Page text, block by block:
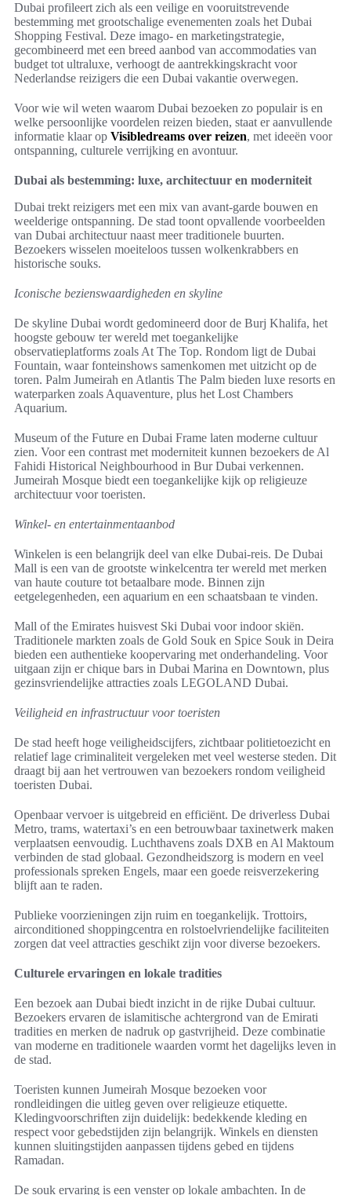
Dubai profileert zich als een veilige en vooruitstrevende
bestemming met grootschalige evenementen zoals het Dubai
Shopping Festival. Deze imago- en marketingstrategie,
gecombineerd met een breed aanbod van accommodaties van
budget tot ultraluxe, verhoogt de aantrekkingskracht voor
Nederlandse reizigers die een Dubai vakantie overwegen.
Voor wie wil weten waarom Dubai bezoeken zo populair is en
welke persoonlijke voordelen reizen bieden, staat er aanvullende
informatie klaar op Visibledreams over reizen, met ideeën voor
ontspanning, culturele verrijking en avontuur.
Dubai als bestemming: luxe, architectuur en moderniteit
Dubai trekt reizigers met een mix van avant-garde bouwen en
weelderige ontspanning. De stad toont opvallende voorbeelden
van Dubai architectuur naast meer traditionele buurten.
Bezoekers wisselen moeiteloos tussen wolkenkrabbers en
historische souks.
Iconische bezienswaardigheden en skyline
De skyline Dubai wordt gedomineerd door de Burj Khalifa, het
hoogste gebouw ter wereld met toegankelijke
observatieplatforms zoals At The Top. Rondom ligt de Dubai
Fountain, waar fonteinshows samenkomen met uitzicht op de
toren. Palm Jumeirah en Atlantis The Palm bieden luxe resorts en
waterparken zoals Aquaventure, plus het Lost Chambers
Aquarium.
Museum of the Future en Dubai Frame laten moderne cultuur
zien. Voor een contrast met moderniteit kunnen bezoekers de Al
Fahidi Historical Neighbourhood in Bur Dubai verkennen.
Jumeirah Mosque biedt een toegankelijke kijk op religieuze
architectuur voor toeristen.
Winkel- en entertainmentaanbod
Winkelen is een belangrijk deel van elke Dubai-reis. De Dubai
Mall is een van de grootste winkelcentra ter wereld met merken
van haute couture tot betaalbare mode. Binnen zijn
eetgelegenheden, een aquarium en een schaatsbaan te vinden.
Mall of the Emirates huisvest Ski Dubai voor indoor skiën.
Traditionele markten zoals de Gold Souk en Spice Souk in Deira
bieden een authentieke koopervaring met onderhandeling. Voor
uitgaan zijn er chique bars in Dubai Marina en Downtown, plus
gezinsvriendelijke attracties zoals LEGOLAND Dubai.
Veiligheid en infrastructuur voor toeristen
De stad heeft hoge veiligheidscijfers, zichtbaar politietoezicht en
relatief lage criminaliteit vergeleken met veel westerse steden. Dit
draagt bij aan het vertrouwen van bezoekers rondom veiligheid
toeristen Dubai.
Openbaar vervoer is uitgebreid en efficiënt. De driverless Dubai
Metro, trams, watertaxi’s en een betrouwbaar taxinetwerk maken
verplaatsen eenvoudig. Luchthavens zoals DXB en Al Maktoum
verbinden de stad globaal. Gezondheidszorg is modern en veel
professionals spreken Engels, maar een goede reisverzekering
blijft aan te raden.
Publieke voorzieningen zijn ruim en toegankelijk. Trottoirs,
airconditioned shoppingcentra en rolstoelvriendelijke faciliteiten
zorgen dat veel attracties geschikt zijn voor diverse bezoekers.
Culturele ervaringen en lokale tradities
Een bezoek aan Dubai biedt inzicht in de rijke Dubai cultuur.
Bezoekers ervaren de islamitische achtergrond van de Emirati
tradities en merken de nadruk op gastvrijheid. Deze combinatie
van moderne en traditionele waarden vormt het dagelijks leven in
de stad.
Toeristen kunnen Jumeirah Mosque bezoeken voor
rondleidingen die uitleg geven over religieuze etiquette.
Kledingvoorschriften zijn duidelijk: bedekkende kleding en
respect voor gebedstijden zijn belangrijk. Winkels en diensten
kunnen sluitingstijden aanpassen tijdens gebed en tijdens
Ramadan.
De souk ervaring is een venster op lokale ambachten. In de